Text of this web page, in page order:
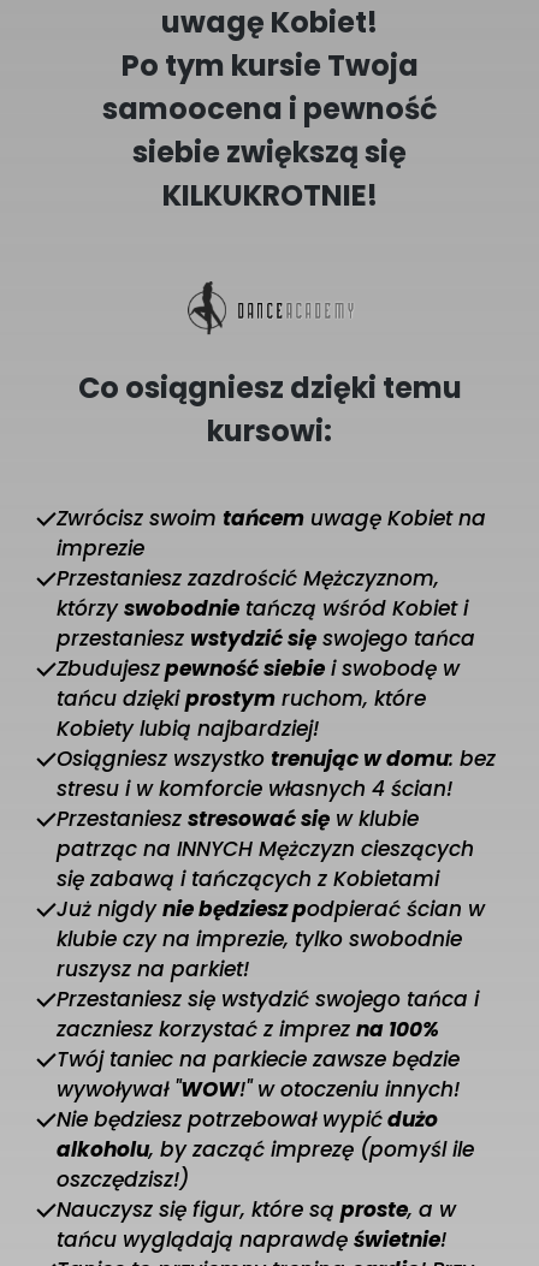
uwagę Kobiet!
Po tym kursie Twoja
samoocena i pewność
siebie zwiększą się
KILKUKROTNIE!
Co osiągniesz dzięki temu
kursowi:
Zwrócisz swoim tańcem uwagę Kobiet na
imprezie
Przestaniesz zazdrościć Mężczyznom,
którzyswobodnie tańczą wśród Kobiet i
przestaniesz wstydzić się swojego tańca
Zbudujeszpewność siebie i swobodę w
tańcu dziękiprostym ruchom, które
Kobiety lubią najbardziej!
Osiągniesz wszystko trenując w domu: bez
stresu i w komforcie własnych 4 ścian!
Przestaniesz stresować się w klubie
patrząc na INNYCH Mężczyzn cieszących
się zabawą i tańczących z Kobietami
Już nigdynie będziesz podpierać ścian w
klubie czy na imprezie, tylko swobodnie
ruszysz na parkiet!
Przestaniesz się wstydzić swojego tańca i
zaczniesz korzystać z imprez na 100%
Twój taniec na parkiecie zawsze będzie
wywoływał "WOW!" w otoczeniu innych!
Nie będziesz potrzebował wypićdużo
alkoholu, by zacząć imprezę (pomyśl ile
oszczędzisz!)
Nauczysz się figur, które są proste, a w
tańcu wyglądają naprawdę świetnie!